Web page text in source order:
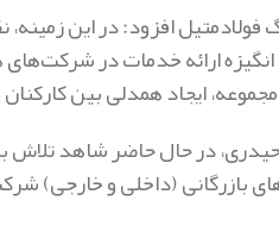
فولادمتیل افزود: در این
ارائه خدمات در
ایجاد همدلی بین
در حال حاضر شاهد تلاش
بازرگانی (داخلی و خارجی)